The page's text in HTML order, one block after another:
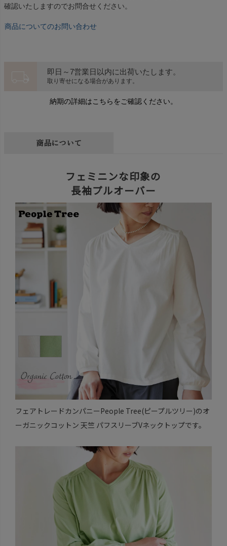
確認いたしますのでお問合せください。
商品についてのお問い合わせ
即日～7営業日以内に出荷いたします。
取り寄せになる場合があります。
納期の詳細はこちらをご確認ください。
商品について
フェミニンな印象の
長袖プルオーバー
フェアトレードカンパニーPeople Tree(ピープルツリー)のオ
ーガニックコットン 天竺 パフスリーブVネックトップです。